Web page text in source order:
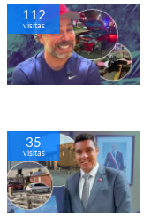
112
visitas
35
visitas